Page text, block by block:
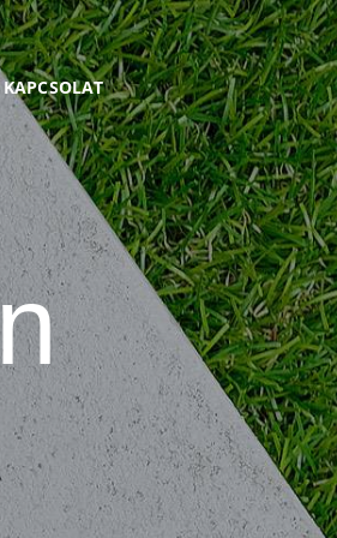
KAPCSOLAT